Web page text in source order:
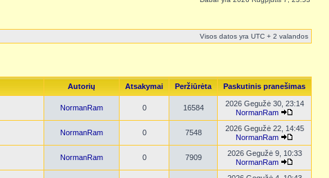
Visos datos yra UTC + 2 valandos
Autorių Atsakymai Peržiūrėta Paskutinis pranešimas
NormanRam 0 16584
2026 Gegužė 30, 23:14
NormanRam
NormanRam 0 7548
2026 Gegužė 22, 14:45
NormanRam
NormanRam 0 7909
2026 Gegužė 9, 10:33
NormanRam